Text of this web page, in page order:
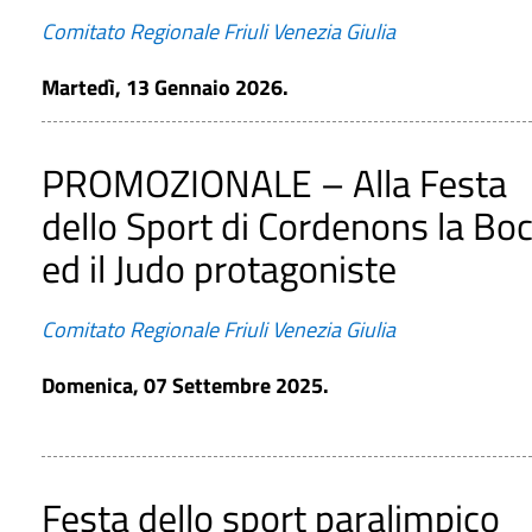
Comitato Regionale Friuli Venezia Giulia
Martedì, 13 Gennaio 2026.
PROMOZIONALE – Alla Festa
dello Sport di Cordenons la
ed il Judo protagoniste
Comitato Regionale Friuli Venezia Giulia
Domenica, 07 Settembre 2025.
Festa dello sport paralimpico